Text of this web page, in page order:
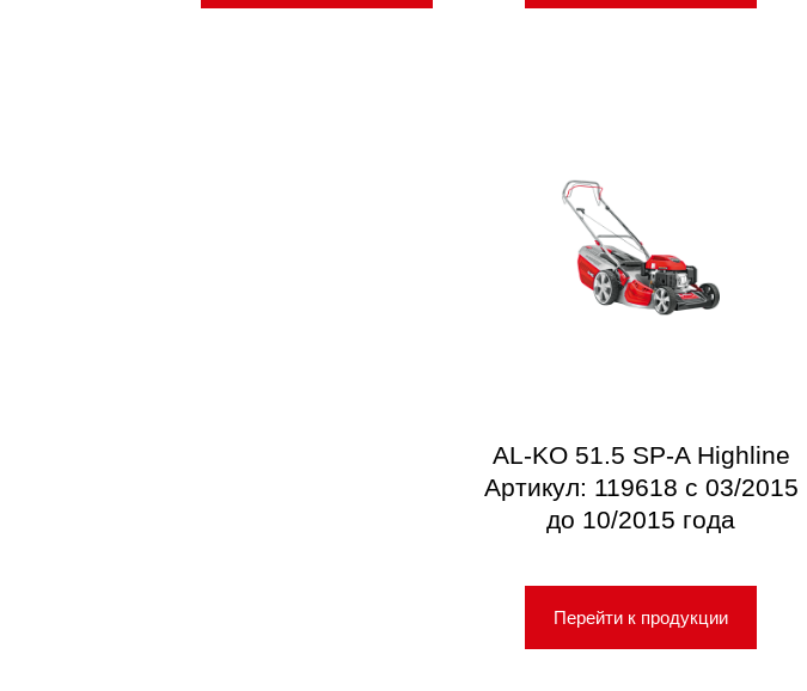
AL-KO 51.5 SP-A Highline
Артикул: 119618 с 03/2015
до 10/2015 года
Перейти к продукции